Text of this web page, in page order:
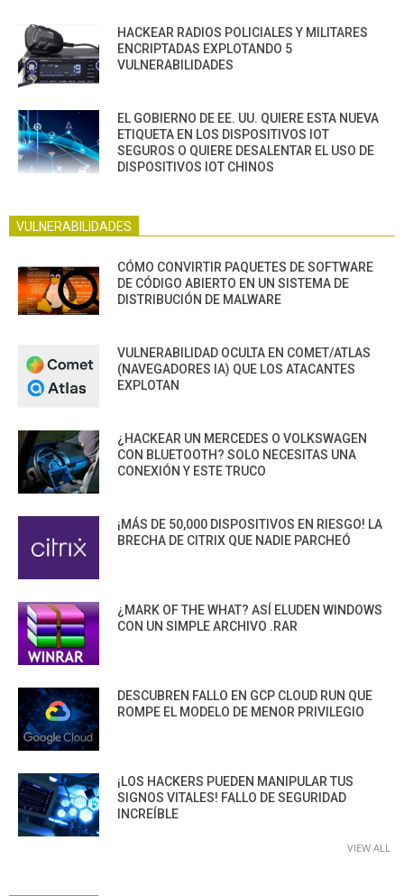
HACKEAR RADIOS POLICIALES Y MILITARES
ENCRIPTADAS EXPLOTANDO 5
VULNERABILIDADES
EL GOBIERNO DE EE. UU. QUIERE ESTA NUEVA
ETIQUETA EN LOS DISPOSITIVOS IOT
SEGUROS O QUIERE DESALENTAR EL USO DE
DISPOSITIVOS IOT CHINOS
VULNERABILIDADES
CÓMO CONVIRTIR PAQUETES DE SOFTWARE
DE CÓDIGO ABIERTO EN UN SISTEMA DE
DISTRIBUCIÓN DE MALWARE
VULNERABILIDAD OCULTA EN COMET/ATLAS
(NAVEGADORES IA) QUE LOS ATACANTES
EXPLOTAN
¿HACKEAR UN MERCEDES O VOLKSWAGEN
CON BLUETOOTH? SOLO NECESITAS UNA
CONEXIÓN Y ESTE TRUCO
¡MÁS DE 50,000 DISPOSITIVOS EN RIESGO! LA
BRECHA DE CITRIX QUE NADIE PARCHEÓ
¿MARK OF THE WHAT? ASÍ ELUDEN WINDOWS
CON UN SIMPLE ARCHIVO .RAR
DESCUBREN FALLO EN GCP CLOUD RUN QUE
ROMPE EL MODELO DE MENOR PRIVILEGIO
¡LOS HACKERS PUEDEN MANIPULAR TUS
SIGNOS VITALES! FALLO DE SEGURIDAD
INCREÍBLE
VIEW ALL